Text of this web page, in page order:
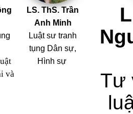
và
LS. ThS. Trần
Anh Minh
Luật sư tranh
tụng Dân sự,
Hình sự
Tư